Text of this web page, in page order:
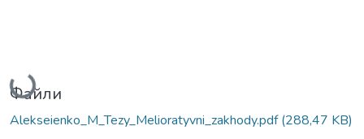
Вантажиться...
Файли
Alekseienko_M_Tezy_Melioratyvni_zakhody.pdf(288,47 KB)